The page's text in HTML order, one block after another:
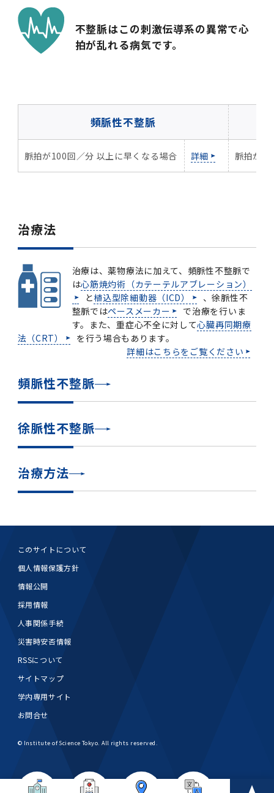
役員会議事概要について
企業活動と医療機関等の透明性ガイドライン
2014年 （PDF：21.4MB）
2013年 （PDF：6.4MB）
2018年度
2017年度
2014年度
2012年度
2011年度
2015年 （PDF：2.3MB）
卒業時大学評価アンケート
教学IR 業績・活動
核酸・ペプチド創薬治療研究センター
図書館講習会
アクティブラーニング教室・情報検索室
情報システムポータル
お茶の水医学雑誌
不整脈はこの刺激伝導系の異常で心
拍が乱れる病気です。
頻脈性不整脈
脈拍が100回／分 以上に早くなる場合 詳細 脈拍が
治療法
治療は、薬物療法に加えて、頻脈性不整脈で
は心筋焼灼術（カテーテルアブレーション）
と植込型除細動器（ICD）
、徐脈性不
整脈ではペースメーカー
で治療を行いま
す。また、重症心不全に対して心臓再同期療
法（CRT）
を行う場合もあります。
詳細はこちらをご覧ください
頻脈性不整脈
徐脈性不整脈
治療方法
このサイトについて
個人情報保護方針
情報公開
採用情報
人事関係手続
災害時安否情報
RSSについて
サイトマップ
学内専用サイト
お問合せ
© Institute of Science Tokyo. All rights reserved.